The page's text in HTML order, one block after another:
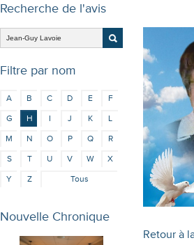
Recherche de l'avis
Filtre par nom
A B C D E
F
G
H I J K
L
M
N O P Q
R
S
T U V W
X
Y
Z Tous
Retour à
Nouvelle Chronique